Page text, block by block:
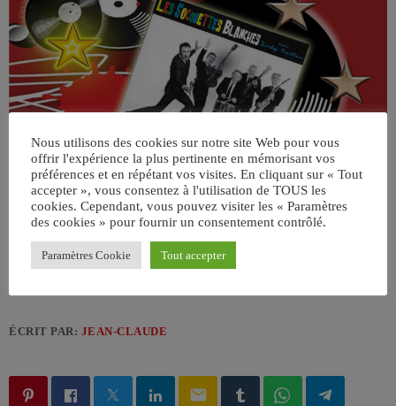
ÉCRIT PAR: JEAN-CLAUDE
email
Nous utilisons des cookies sur notre site Web pour vous
offrir l'expérience la plus pertinente en mémorisant vos
préférences et en répétant vos visites. En cliquant sur « Tout
accepter », vous consentez à l'utilisation de TOUS les
cookies. Cependant, vous pouvez visiter les « Paramètres
des cookies » pour fournir un consentement contrôlé.
Paramètres Cookie Tout accepter